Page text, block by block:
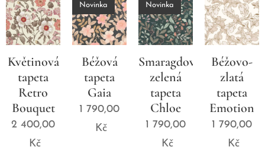
Květinová
tapeta
Retro
Bouquet
2 400,00
Kč
Béžová
tapeta
Gaia
Novinka
1 790,00
Kč
Smaragdově
zelená
tapeta
Chloe
Novinka
1 790,00
Kč
Béžovo-
zlatá
tapeta
Emotion
1 790,00
Kč